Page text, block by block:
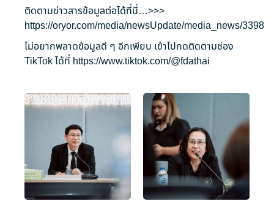
ติดตามข่าวสารข้อมูลต่อได้ที่นี่…>>>
https://oryor.com/media/newsUpdate/media_news/3398
ไม่อยากพลาดข้อมูลดี ๆ อีกเพียบ เข้าไปกดติดตามช่อง
TikTok ได้ที่ https://www.tiktok.com/@fdathai